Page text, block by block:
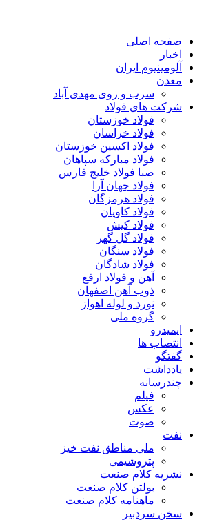
صفحه اصلی
اخبار
آلومینیوم ایران
معدن
سرب و روی مهدی آباد
شرکت های فولاد
فولاد خوزستان
فولاد خراسان
فولاد اکسین خوزستان
فولاد مبارکه سپاهان
صبا فولاد خلیج فارس
فولاد جهان آرا
فولاد هرمزگان
فولاد کاویان
فولاد کیش
فولاد گل گهر
فولاد سنگان
فولاد شادگان
آهن و فولاد ارفع
ذوب آهن اصفهان
نورد و لوله اهواز
گروه ملی
ایمیدرو
انتصاب ها
گفتگو
یادداشت
چندرسانه
فیلم
عکس
صوت
نفت
ملی مناطق نفت خیز
پتروشیمی
نشریه کلام صنعت
بولتن کلام صنعت
ماهنامه کلام صنعت
سخن سردبیر